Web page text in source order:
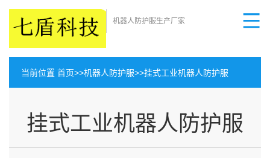
机器人防护服生产厂家
当前位置 首页>>机器人防护服>>挂式工业机器人防护服
挂式工业机器人防护服